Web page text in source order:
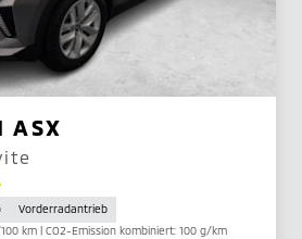
ASX
Vorderradantrieb
km | CO2-Emission kombiniert: 100 g/km